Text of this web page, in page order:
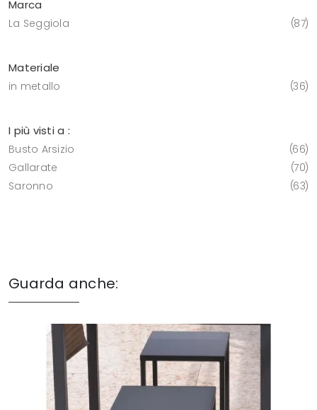
Marca
La Seggiola 87
Materiale
in metallo 36
I più visti a :
Busto Arsizio
66
Gallarate
70
Saronno
63
Guarda anche: